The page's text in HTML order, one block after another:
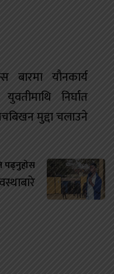
बारमा यौनकार्य
निर्घात
मुद्दा चलाउने
पढ्नुहोस